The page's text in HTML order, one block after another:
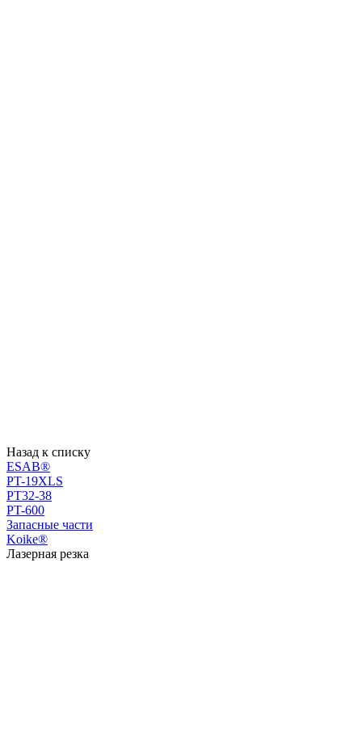
Назад к списку
ESAB®
PT-19XLS
PT32-38
PT-600
Запасные части
Koike®
Лазерная резка